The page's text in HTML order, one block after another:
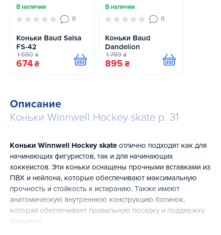
В наличии
0
Коньки Baud Salsa
FS-42
1 550 ₴
674 ₴ Купить
В наличии
0
Коньки Baud
Dandelion
1 789 ₴
895 ₴ Купить
Описание
Коньки Winnwell Hockey skate р. 31
Коньки Winnwell Hockey skate отлично подходят как для
начинающих фигуристов, так и для начинающих
хоккеистов. Эти коньки оснащены прочными вставками из
ПВХ и нейлона, которые обеспечивают максимальную
прочность и стойкость к истиранию. Также имеют
анатомическую внутреннюю конструкцию ботинок,
которая обеспечивает правильную посадку и поддержку
лодыжки.